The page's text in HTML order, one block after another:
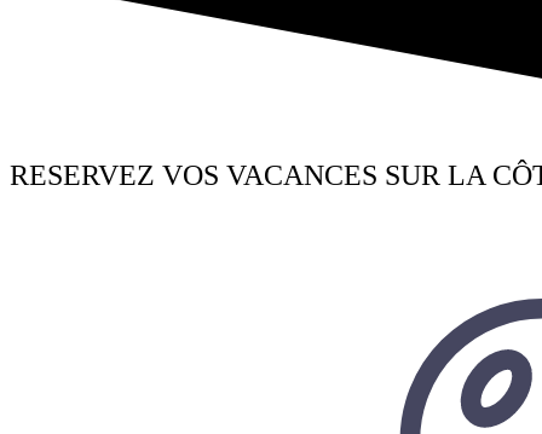
RESERVEZ VOS VACANCES SUR LA